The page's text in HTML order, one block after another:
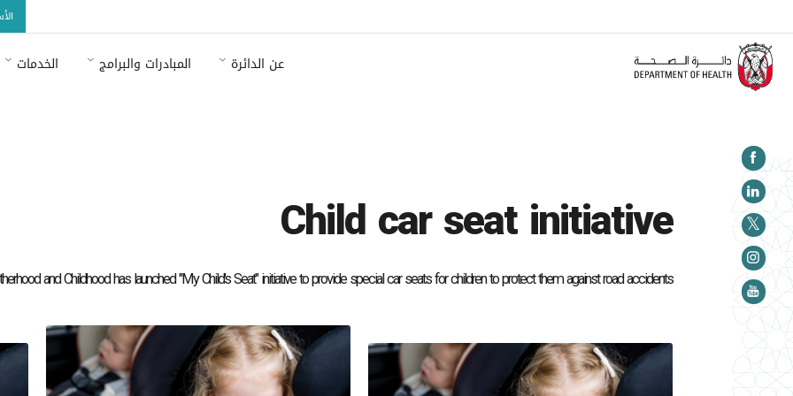
عن الدائرة المبادرات والبرامج الخدمات
Child car seat initiative
and Childhood has launched "My Child's Seat" initiative to provide special car seats for children to protect them against road accidents.